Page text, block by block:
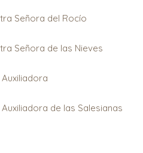
Señora del Rocío
Señora de las Nieves
de las Salesianas